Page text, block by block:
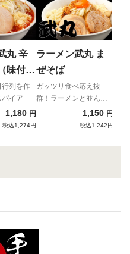
丸 辛
味付き
行列を作
イア
1,180 円
税込1,274円
ラーメン武丸 ま
ぜそば
ガッツリ食べ応え抜
群！ラーメンと並んで
絶大な人気を誇る超人
気商品がついに宅麺に
1,150 円
税込1,242円